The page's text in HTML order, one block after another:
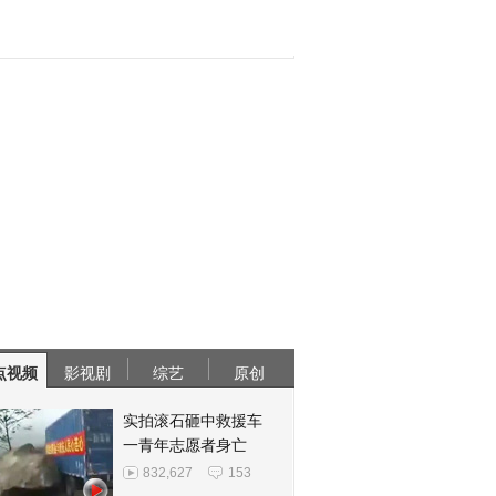
视频 影视剧 综艺 原创
实拍滚石砸中救援车
一青年志愿者身亡
832,627 153